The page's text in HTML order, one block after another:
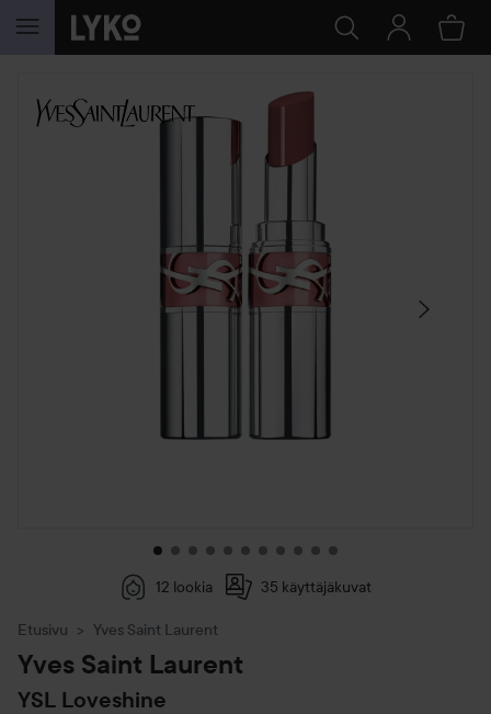
SIIRTYÄ JHK SISÄLTÖÖN
OHITA OSIO
12 lookia 35 käyttäjäkuvat
Etusivu Yves Saint Laurent
Yves Saint Laurent
YSL Loveshine